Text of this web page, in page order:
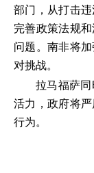
部门，从打击
完善政策法规
问题。南非将
对挑战。
拉马福萨
活力，政府将
行为。